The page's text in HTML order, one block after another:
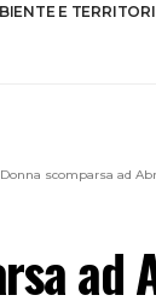
E
Donna scomparsa ad
ad